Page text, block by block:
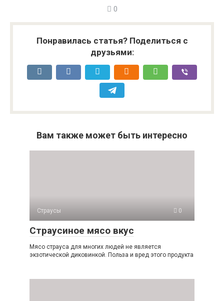
0
Понравилась статья? Поделиться с
друзьями:
Вам также может быть интересно
Страусы 0
Страусиное мясо вкус
Мясо страуса для многих людей не является
экзотической диковинкой. Польза и вред этого продукта